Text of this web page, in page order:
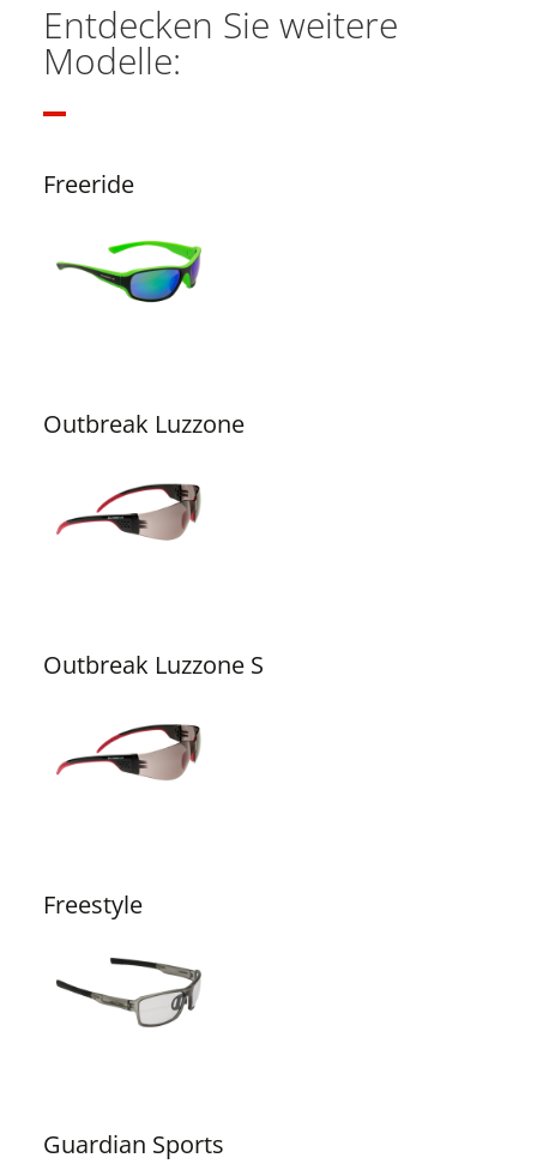
Entdecken Sie weitere
Modelle:
Freeride
Outbreak Luzzone
Outbreak Luzzone S
Freestyle
Guardian Sports